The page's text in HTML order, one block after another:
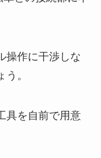
操作に干渉しな
。
具を自前で用意